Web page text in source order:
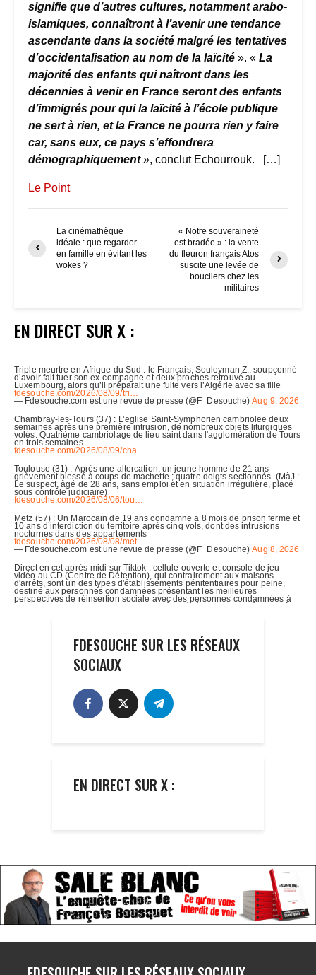
signifie que d’autres cultures, notamment arabo-
islamiques, connaîtront à l’avenir une tendance
ascendante dans la société malgré les tentatives
d’occidentalisation au nom de la laïcité ». « La
majorité des enfants qui naîtront dans les
décennies à venir en France seront des enfants
d’immigrés pour qui la laïcité à l’école publique
ne sert à rien, et la France ne pourra rien y faire
car, sans eux, ce pays s’effondrera
démographiquement », conclut Echourrouk. […]
Le Point
La cinémathèque
idéale : que regarder
en famille en évitant les
wokes ?
« Notre souveraineté
est bradée » : la vente
du fleuron français Atos
suscite une levée de
boucliers chez les
militaires
EN DIRECT SUR X :
FDESOUCHE SUR LES RÉSEAUX
SOCIAUX
EN DIRECT SUR X :